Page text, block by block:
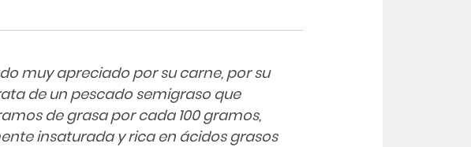
muy apreciado por su carne, por su
de un pescado semigraso que
de grasa por cada 100 gramos,
insaturada y rica en ácidos grasos